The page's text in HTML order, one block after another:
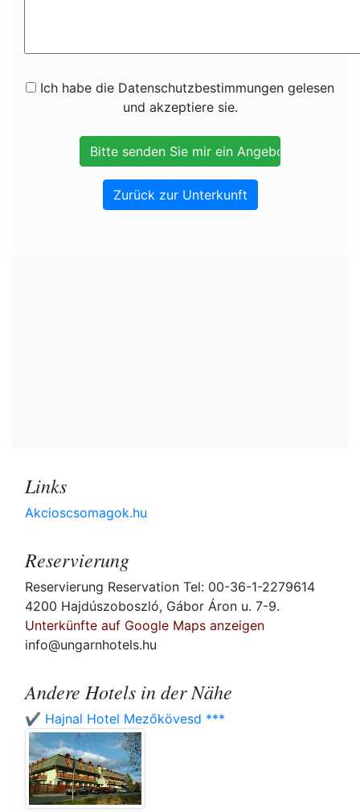
Ich habe die Datenschutzbestimmungen gelesen
und akzeptiere sie.
Zurück zur Unterkunft
Links
Akcioscsomagok.hu
Reservierung
Reservierung Reservation Tel: 00-36-1-2279614
4200 Hajdúszoboszló, Gábor Áron u. 7-9.
Unterkünfte auf Google Maps anzeigen
info@ungarnhotels.hu
Andere Hotels in der Nähe
✔️ Hajnal Hotel Mezőkövesd ***